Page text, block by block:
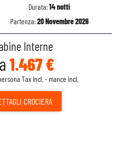
Durata:14 notti
Partenza:20 Novembre 2026
Interne
1.467 €
Tax Incl. - mance incl.
CROCIERA